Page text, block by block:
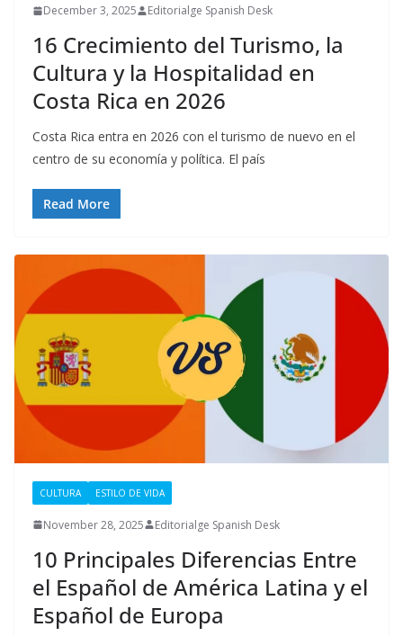
December 3, 2025 Editorialge Spanish Desk
16 Crecimiento del Turismo, la
Cultura y la Hospitalidad en
Costa Rica en 2026
Costa Rica entra en 2026 con el turismo de nuevo en el
centro de su economía y política. El país
Read More
CULTURA ESTILO DE VIDA
November 28, 2025 Editorialge Spanish Desk
10 Principales Diferencias Entre
el Español de América Latina y el
Español de Europa